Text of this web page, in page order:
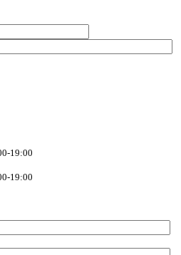
19:00
19:00